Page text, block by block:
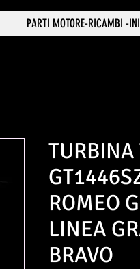
PARTI MOTORE-RICAMBI -
TURBINA
ROMEO
LINEA
BRAVO